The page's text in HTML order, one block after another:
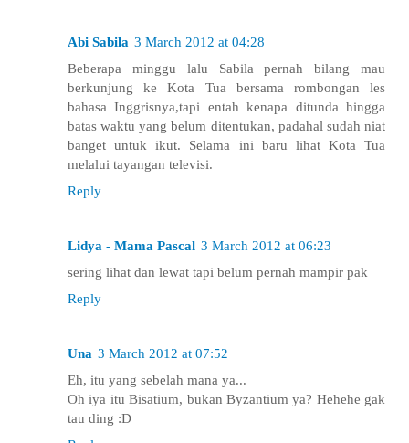
Abi Sabila 3 March 2012 at 04:28
Beberapa minggu lalu Sabila pernah bilang mau
berkunjung ke Kota Tua bersama rombongan les
bahasa Inggrisnya,tapi entah kenapa ditunda hingga
batas waktu yang belum ditentukan, padahal sudah niat
banget untuk ikut. Selama ini baru lihat Kota Tua
melalui tayangan televisi.
Reply
Lidya - Mama Pascal 3 March 2012 at 06:23
sering lihat dan lewat tapi belum pernah mampir pak
Reply
Una 3 March 2012 at 07:52
Eh, itu yang sebelah mana ya...
Oh iya itu Bisatium, bukan Byzantium ya? Hehehe gak
tau ding :D